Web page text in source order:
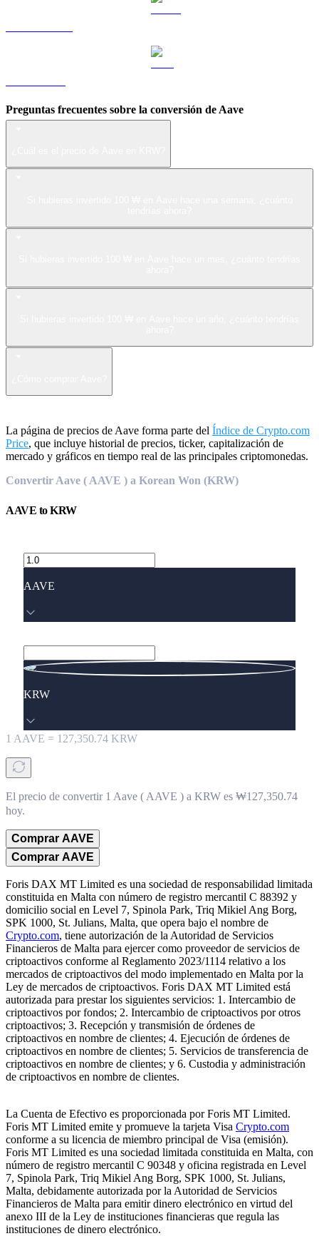
Preguntas frecuentes sobre la conversión de Aave
La página de precios de Aave forma parte del Índice de Crypto.com
Price, que incluye historial de precios, ticker, capitalización de
mercado y gráficos en tiempo real de las principales criptomonedas.
Convertir Aave ( AAVE ) a Korean Won (KRW)
AAVE toKRW
AAVE
KRW
1 AAVE = 127,350.74 KRW
El precio de convertir 1 Aave ( AAVE ) a KRW es ₩127,350.74
hoy.
Comprar AAVE
Comprar AAVE
Foris DAX MT Limited es una sociedad de responsabilidad limitada
constituida en Malta con número de registro mercantil C 88392 y
domicilio social en Level 7, Spinola Park, Triq Mikiel Ang Borg,
SPK 1000, St. Julians, Malta, que opera bajo el nombre de
Crypto.com, tiene autorización de la Autoridad de Servicios
Financieros de Malta para ejercer como proveedor de servicios de
criptoactivos conforme al Reglamento 2023/1114 relativo a los
mercados de criptoactivos del modo implementado en Malta por la
Ley de mercados de criptoactivos. Foris DAX MT Limited está
autorizada para prestar los siguientes servicios: 1. Intercambio de
criptoactivos por fondos; 2. Intercambio de criptoactivos por otros
criptoactivos; 3. Recepción y transmisión de órdenes de
criptoactivos en nombre de clientes; 4. Ejecución de órdenes de
criptoactivos en nombre de clientes; 5. Servicios de transferencia de
criptoactivos en nombre de clientes; y 6. Custodia y administración
de criptoactivos en nombre de clientes.
La Cuenta de Efectivo es proporcionada por Foris MT Limited.
Foris MT Limited emite y promueve la tarjeta Visa Crypto.com
conforme a su licencia de miembro principal de Visa (emisión).
Foris MT Limited es una sociedad limitada constituida en Malta, con
número de registro mercantil C 90348 y oficina registrada en Level
7, Spinola Park, Triq Mikiel Ang Borg, SPK 1000, St. Julians,
Malta, debidamente autorizada por la Autoridad de Servicios
Financieros de Malta para emitir dinero electrónico en virtud del
anexo III de la Ley de instituciones financieras que regula las
instituciones de dinero electrónico.